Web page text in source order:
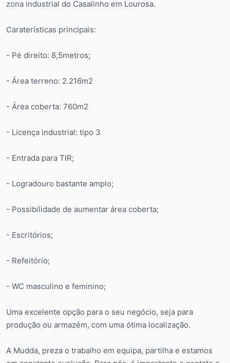
zona industrial do Casalinho em Lourosa.
Caraterísticas principais:
- Pé direito: 8,5metros;
- Área terreno: 2.216m2
- Área coberta: 760m2
- Licença industrial: tipo 3
- Entrada para TIR;
- Logradouro bastante amplo;
- Possibilidade de aumentar área coberta;
- Escritórios;
- Refeitório;
- WC masculino e feminino;
Uma excelente opção para o seu negócio, seja para
produção ou armazém, com uma ótima localização.
A Mudda, preza o trabalho em equipa, partilha e estamos